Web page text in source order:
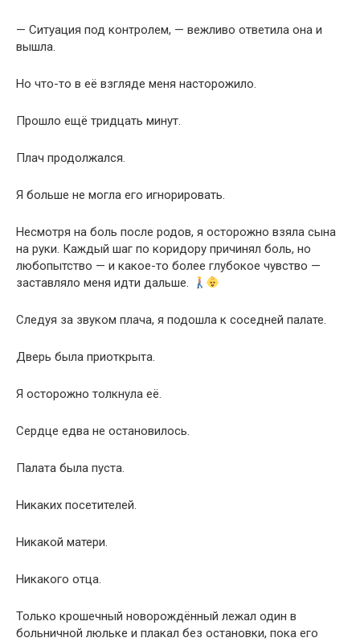
— Ситуация под контролем, — вежливо ответила она и
вышла.
Но что-то в её взгляде меня насторожило.
Прошло ещё тридцать минут.
Плач продолжался.
Я больше не могла его игнорировать.
Несмотря на боль после родов, я осторожно взяла сына
на руки. Каждый шаг по коридору причинял боль, но
любопытство — и какое-то более глубокое чувство —
заставляло меня идти дальше.
Следуя за звуком плача, я подошла к соседней палате.
Дверь была приоткрыта.
Я осторожно толкнула её.
Сердце едва не остановилось.
Палата была пуста.
Никаких посетителей.
Никакой матери.
Никакого отца.
Только крошечный новорождённый лежал один в
больничной люльке и плакал без остановки, пока его